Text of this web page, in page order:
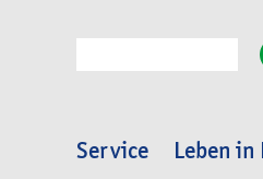
Service Leben in